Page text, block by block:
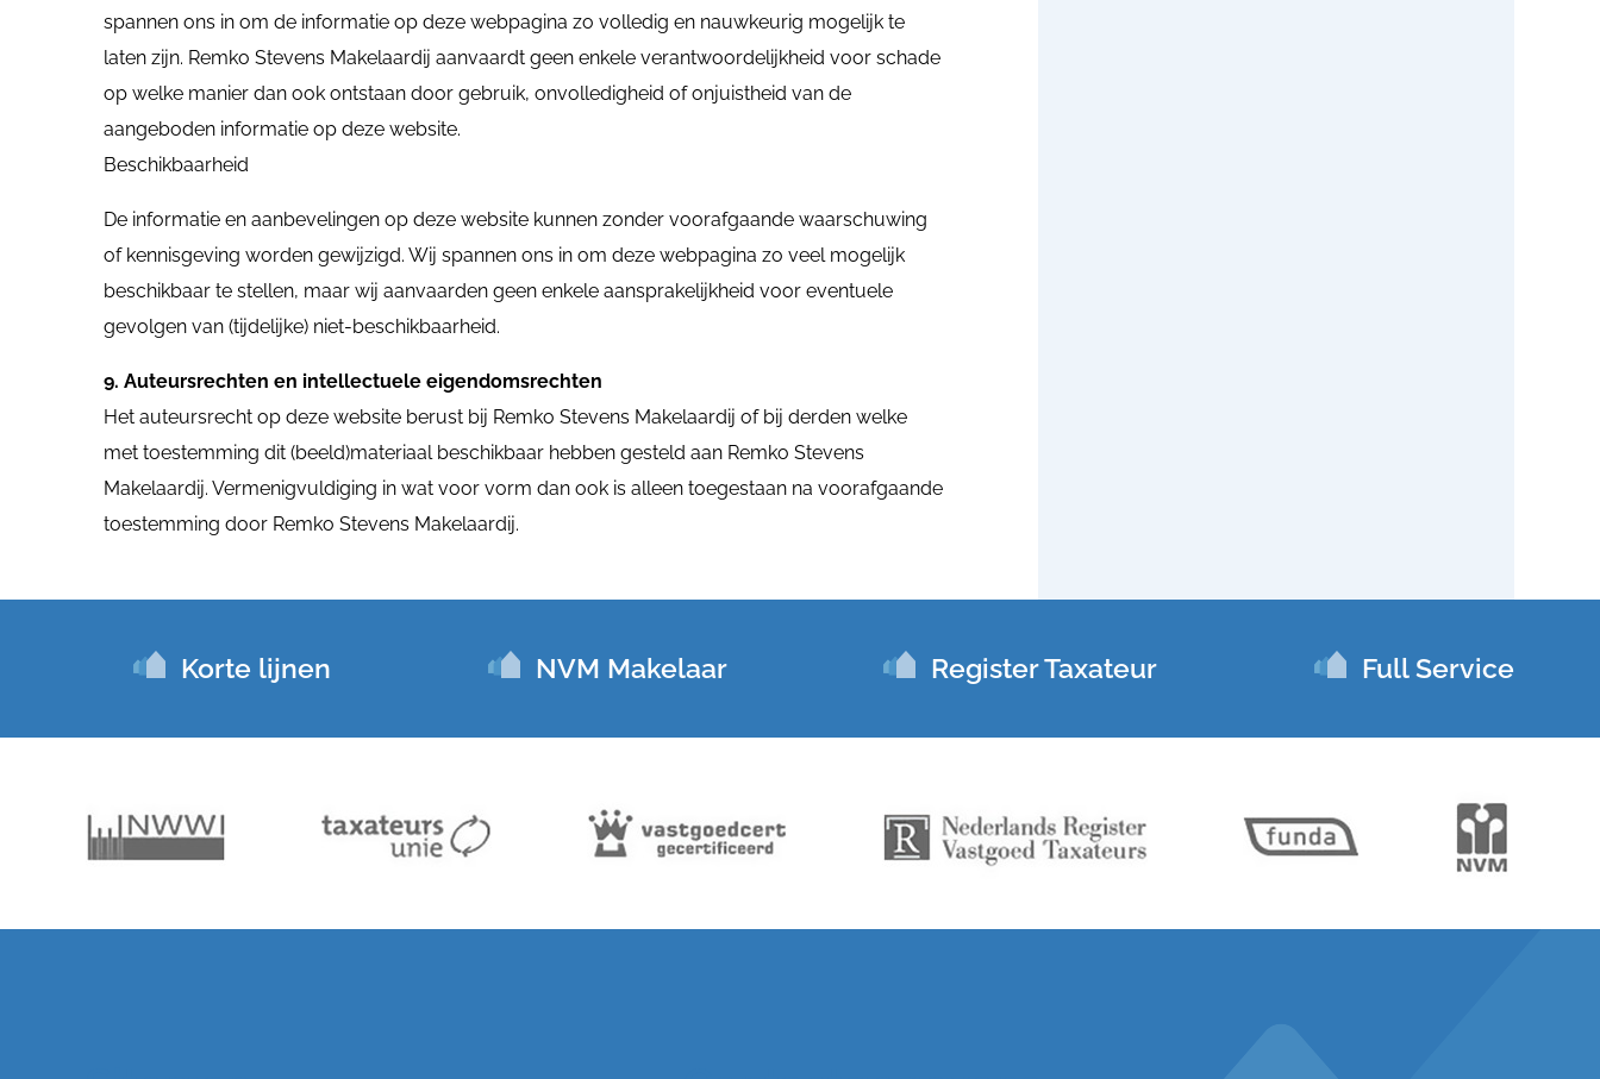
spannen ons in om de informatie op deze webpagina zo volledig en nauwkeurig mogelijk te
laten zijn. Remko Stevens Makelaardij aanvaardt geen enkele verantwoordelijkheid voor schade
op welke manier dan ook ontstaan door gebruik, onvolledigheid of onjuistheid van de
aangeboden informatie op deze website.
Beschikbaarheid
De informatie en aanbevelingen op deze website kunnen zonder voorafgaande waarschuwing
of kennisgeving worden gewijzigd. Wij spannen ons in om deze webpagina zo veel mogelijk
beschikbaar te stellen, maar wij aanvaarden geen enkele aansprakelijkheid voor eventuele
gevolgen van (tijdelijke) niet-beschikbaarheid.
9. Auteursrechten en intellectuele eigendomsrechten
Het auteursrecht op deze website berust bij Remko Stevens Makelaardij of bij derden welke
met toestemming dit (beeld)materiaal beschikbaar hebben gesteld aan Remko Stevens
Makelaardij. Vermenigvuldiging in wat voor vorm dan ook is alleen toegestaan na voorafgaande
toestemming door Remko Stevens Makelaardij.
Korte lijnen NVM Makelaar Register Taxateur Full Service